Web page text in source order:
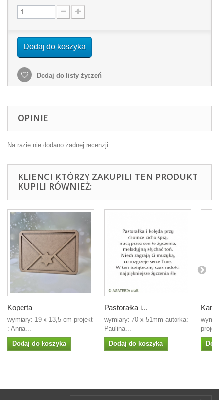
Dodaj do koszyka
Dodaj do listy życzeń
OPINIE
Na razie nie dodano żadnej recenzji.
KLIENCI KTÓRZY ZAKUPILI TEN PRODUKT
KUPILI RÓWNIEŻ:
Koperta
wymiary: 19 x 13,5 cm projekt
: Anna...
Dodaj do koszyka
Pastorałka i...
wymiary: 70 x 51mm autorka:
Paulina...
Dodaj do koszyka